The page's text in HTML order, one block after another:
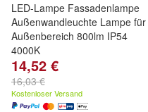
LED-Lampe Fassadenlampe
Außenwandleuchte Lampe für
Außenbereich 800lm IP54
4000K
14,52 €
16,03 €
Kostenloser Versand